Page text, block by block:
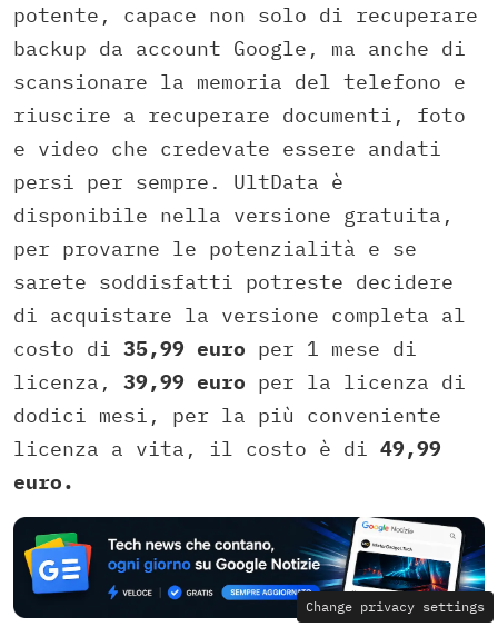
potente, capace non solo di recuperare
backup da account Google, ma anche di
scansionare la memoria del telefono e
riuscire a recuperare documenti, foto
e video che credevate essere andati
persi per sempre. UltData è
disponibile nella versione gratuita,
per provarne le potenzialità e se
sarete soddisfatti potreste decidere
di acquistare la versione completa al
costo di 35,99 euro per 1 mese di
licenza,
39,99 euro per la licenza di
dodici mesi, per la più conveniente
licenza a vita, il costo è di 49,99
euro.
Change privacy settings